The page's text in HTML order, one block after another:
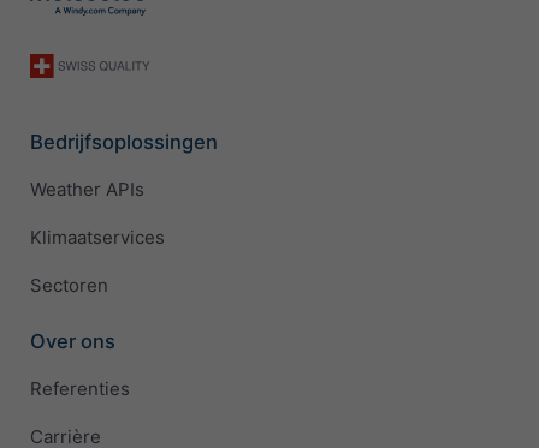
Bedrijfsoplossingen
Weather APIs
Klimaatservices
Sectoren
Over ons
Referenties
Carrière